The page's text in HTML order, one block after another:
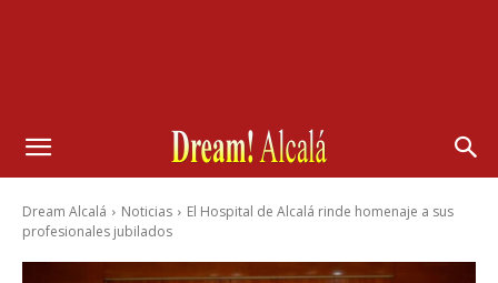
Dream Alcalá Noticias
El Hospital de Alcalá rinde homenaje a sus
profesionales jubilados